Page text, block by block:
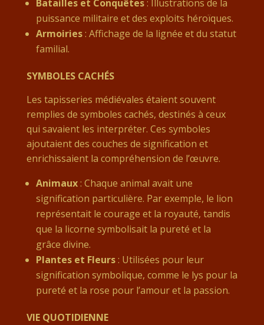
Batailles et Conquêtes: Illustrations de la
puissance militaire et des exploits héroïques.
Armoiries: Affichage de la lignée et du statut
familial.
SYMBOLES CACHÉS
Les tapisseries médiévales étaient souvent
remplies de symboles cachés, destinés à ceux
qui savaient les interpréter. Ces symboles
ajoutaient des couches de signification et
enrichissaient la compréhension de l’œuvre.
Animaux: Chaque animal avait une
signification particulière. Par exemple, le lion
représentait le courage et la royauté, tandis
que la licorne symbolisait la pureté et la
grâce divine.
Plantes et Fleurs: Utilisées pour leur
signification symbolique, comme le lys pour la
pureté et la rose pour l’amour et la passion.
VIE QUOTIDIENNE